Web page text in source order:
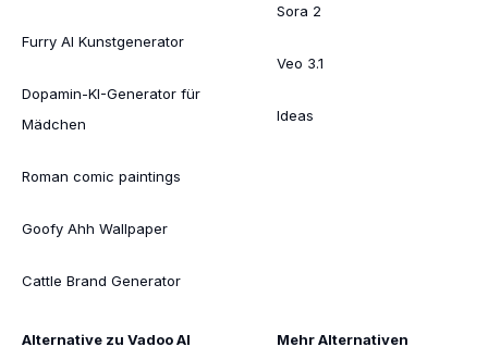
Furry AI Kunstgenerator
Dopamin-KI-Generator für
Mädchen
Roman comic paintings
Goofy Ahh Wallpaper
Cattle Brand Generator
Sora 2
Veo 3.1
Ideas
Alternative zu Vadoo AI Mehr Alternativen